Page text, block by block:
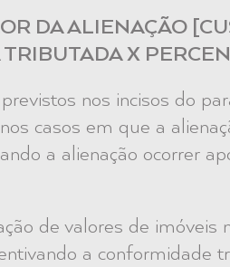
DA ALIENAÇÃO
X
nos incisos do
casos em que a
a alienação ocorrer
de valores de imóveis
a conformidade